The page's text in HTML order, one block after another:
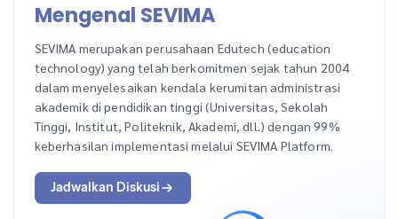
Mengenal SEVIMA
SEVIMA merupakan perusahaan Edutech (education
technology) yang telah berkomitmen sejak tahun 2004
dalam menyelesaikan kendala kerumitan administrasi
akademik di pendidikan tinggi (Universitas, Sekolah
Tinggi, Institut, Politeknik, Akademi, dll.) dengan 99%
keberhasilan implementasi melalui SEVIMA Platform.
Jadwalkan Diskusi